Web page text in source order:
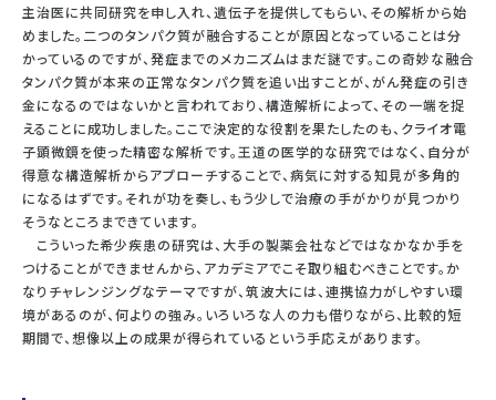
主治医に共同研究を申し入れ、遺伝子を提供してもらい、その解析から始
めました。二つのタンパク質が融合することが原因となっていることは分
かっているのですが、発症までのメカニズムはまだ謎です。この奇妙な融合
タンパク質が本来の正常なタンパク質を追い出すことが、がん発症の引き
金になるのではないかと言われており、構造解析によって、その一端を捉
えることに成功しました。ここで決定的な役割を果たしたのも、クライオ電
子顕微鏡を使った精密な解析です。王道の医学的な研究ではなく、自分が
得意な構造解析からアプローチすることで、病気に対する知見が多角的
になるはずです。それが功を奏し、もう少しで治療の手がかりが見つかり
そうなところまできています。
こういった希少疾患の研究は、大手の製薬会社などではなかなか手を
つけることができませんから、アカデミアでこそ取り組むべきことです。か
なりチャレンジングなテーマですが、筑波大には、連携協力がしやすい環
境があるのが、何よりの強み。いろいろな人の力も借りながら、比較的短
期間で、想像以上の成果が得られているという手応えがあります。